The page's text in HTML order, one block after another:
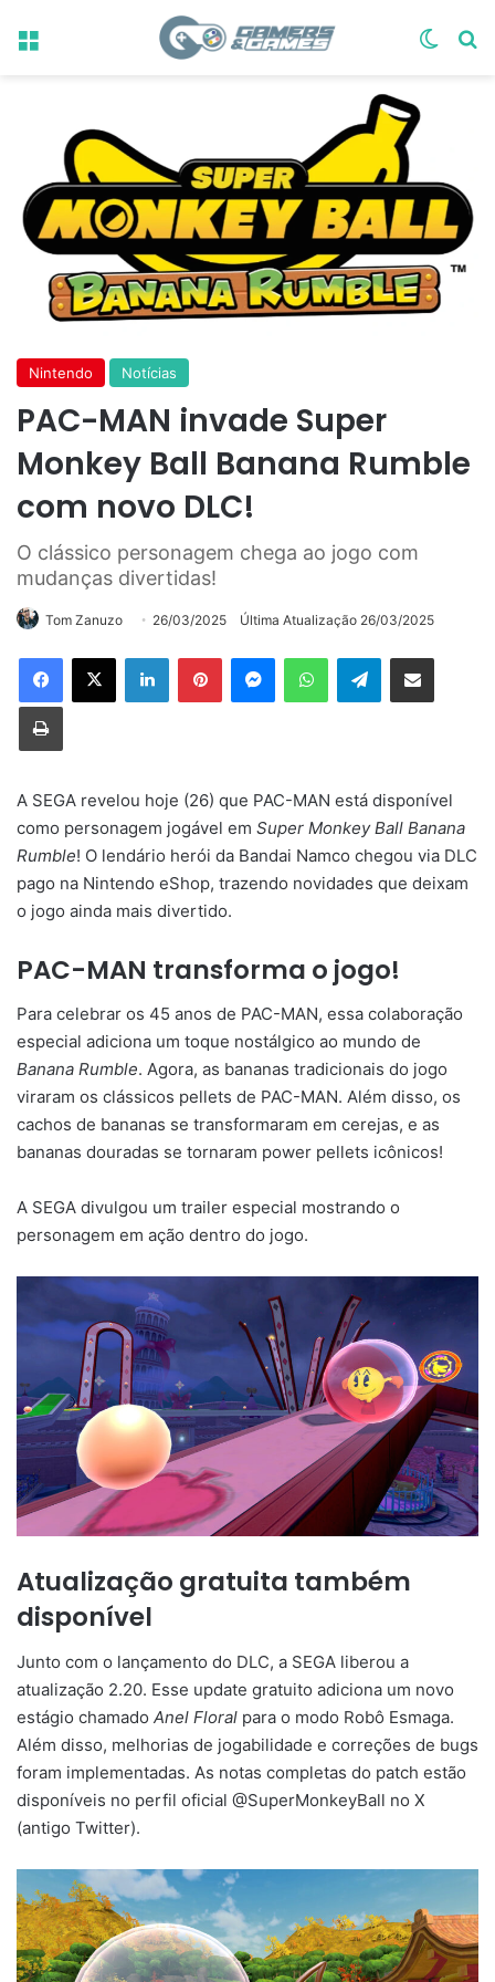
Menu
Nintendo Notícias
PAC-MAN invade Super
Monkey Ball Banana Rumble
com novo DLC!
O clássico personagem chega ao jogo com
mudanças divertidas!
Tom Zanuzo 26/03/2025 Última Atualização 26/03/2025
LinkedinPinterestMessengerWhatsAppTelegramCompartilhar via e-mail
Imprimir
A SEGA revelou hoje (26) que PAC-MAN está disponível
como personagem jogável em Super Monkey Ball Banana
Rumble! O lendário herói da Bandai Namco chegou via DLC
pago na Nintendo eShop, trazendo novidades que deixam
o jogo ainda mais divertido.
PAC-MAN transforma o jogo!
Para celebrar os 45 anos de PAC-MAN, essa colaboração
especial adiciona um toque nostálgico ao mundo de
Banana Rumble. Agora, as bananas tradicionais do jogo
viraram os clássicos pellets de PAC-MAN. Além disso, os
cachos de bananas se transformaram em cerejas, e as
bananas douradas se tornaram power pellets icônicos!
A SEGA divulgou um trailer especial mostrando o
personagem em ação dentro do jogo.
Atualização gratuita também
disponível
Junto com o lançamento do DLC, a SEGA liberou a
atualização 2.20. Esse update gratuito adiciona um novo
estágio chamado Anel Floral para o modo Robô Esmaga.
Além disso, melhorias de jogabilidade e correções de bugs
foram implementadas. As notas completas do patch estão
disponíveis no perfil oficial @SuperMonkeyBall no X
(antigo Twitter).